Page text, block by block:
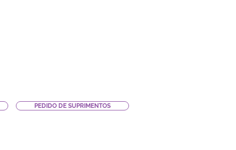
PEDIDO DE SUPRIMENTOS